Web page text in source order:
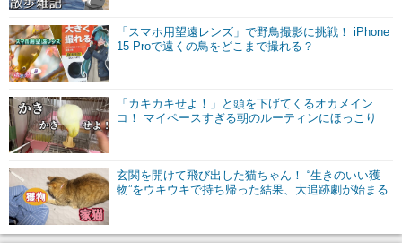
「スマホ用望遠レンズ」で野鳥撮影に挑戦！ iPhone
15 Proで遠くの鳥をどこまで撮れる？
「カキカキせよ！」と頭を下げてくるオカメイン
コ！ マイペースすぎる朝のルーティンにほっこり
玄関を開けて飛び出した猫ちゃん！ “生きのいい獲
物”をウキウキで持ち帰った結果、大追跡劇が始まる